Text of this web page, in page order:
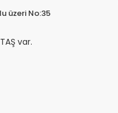
üzeri No:35
var.